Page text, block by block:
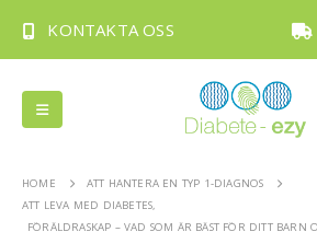
KONTAKTA OSS
HOME
ATT HANTERA EN TYP 1-DIAGNOS
ATT LEVA MED DIABETES,
FÖRÄLDRASKAP – VAD SOM ÄR BÄST FÖR DITT BARN